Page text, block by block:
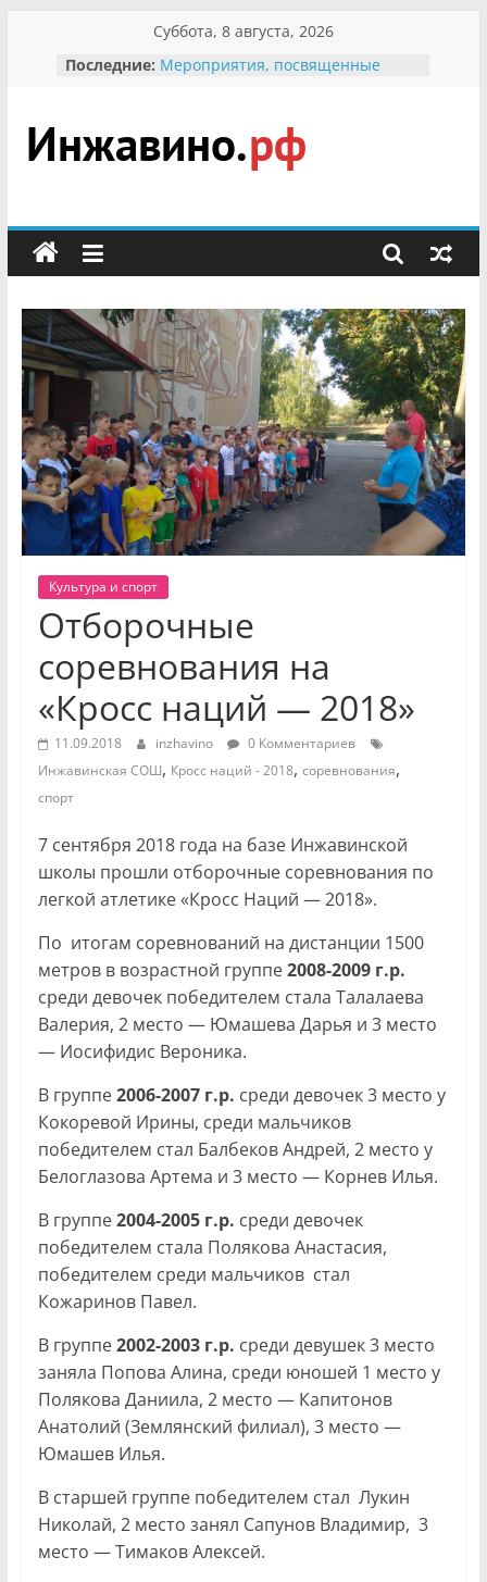
содержимому
Суббота, 8 августа, 2026
Последние: Мероприятия, посвященные
гражданин Инжавинского округа»
участнице Великой
Отечественной, фронтовичке
Безопасность в сети Интернет
мероприятии «Сохраним
первоцветы!»
В вольере Воронинского
заповедника родились крапчатые
суслики
Инжавино.рф
сельский
портал
Культура и спорт
Отборочные
соревнования на
«Кросс наций — 2018»
11.09.2018 inzhavino
0 Комментариев
Инжавинская СОШ, Кросс наций - 2018, соревнования,
спорт
7 сентября 2018 года на базе Инжавинской
школы прошли отборочные соревнования по
легкой атлетике «Кросс Наций — 2018».
По итогам соревнований на дистанции 1500
метров в возрастной группе2008-2009 г.р.
среди девочек победителем стала Талалаева
Валерия, 2 место — Юмашева Дарья и 3 место
— Иосифидис Вероника.
В группе2006-2007 г.р. среди девочек 3 место у
Кокоревой Ирины, среди мальчиков
победителем стал Балбеков Андрей, 2 место у
Белоглазова Артема и 3 место — Корнев Илья.
В группе2004-2005 г.р. среди девочек
победителем стала Полякова Анастасия,
победителем среди мальчиков стал
Кожаринов Павел.
В группе2002-2003 г.р. среди девушек 3 место
заняла Попова Алина, среди юношей 1 место у
Полякова Даниила, 2 место — Капитонов
Анатолий (Землянский филиал), 3 место —
Юмашев Илья.
В старшей группе победителем стал Лукин
Николай, 2 место занял Сапунов Владимир, 3
место — Тимаков Алексей.